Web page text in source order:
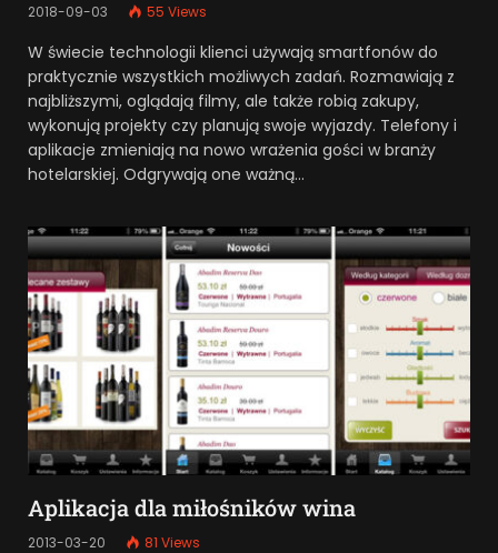
2018-09-03 55 Views
W świecie technologii klienci używają smartfonów do
praktycznie wszystkich możliwych zadań. Rozmawiają z
najbliższymi, oglądają filmy, ale także robią zakupy,
wykonują projekty czy planują swoje wyjazdy. Telefony i
aplikacje zmieniają na nowo wrażenia gości w branży
hotelarskiej. Odgrywają one ważną…
Aplikacja dla miłośników wina
2013-03-20 81 Views